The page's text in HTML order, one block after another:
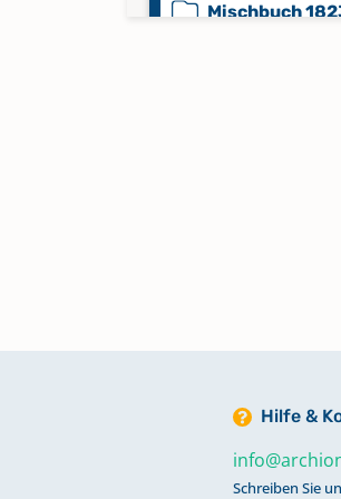
Mischbuch
Hilfe &
Schreiben Sie